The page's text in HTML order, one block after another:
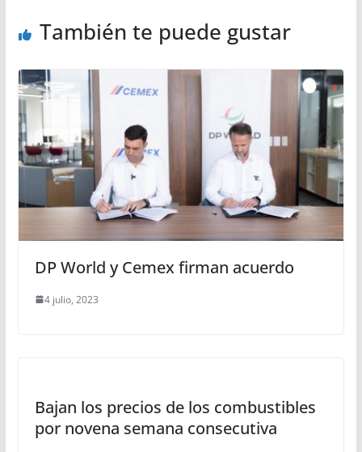
También te puede gustar
DP World y Cemex firman acuerdo
4 julio, 2023
Bajan los precios de los combustibles
por novena semana consecutiva